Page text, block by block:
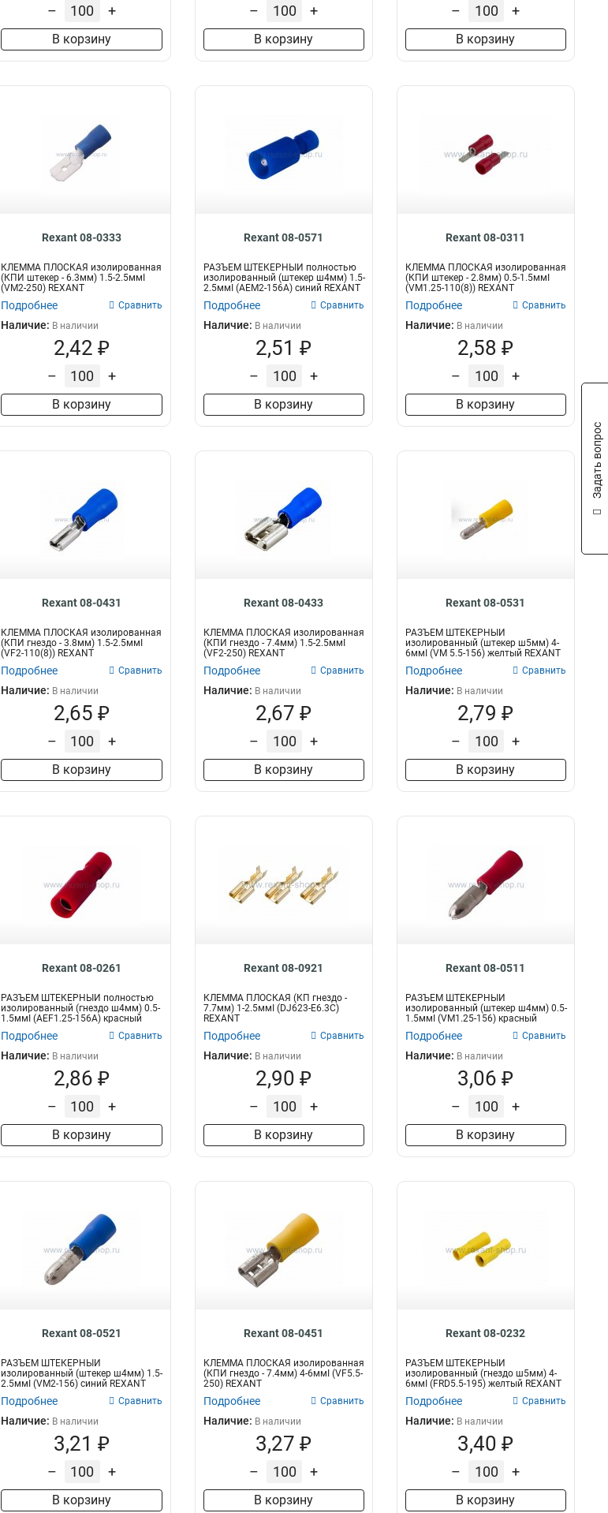
– +
В корзину
– +
В корзину
– +
В корзину
Rexant 08-0333
КЛЕММА ПЛОСКАЯ изолированная
(КПИ штекер - 6.3мм) 1.5-2.5ммІ
(VM2-250) REXANT
Подробнее Сравнить
Наличие: В наличии
2,42 ₽
– +
В корзину
Rexant 08-0571
РАЗЪЁМ ШТЕКЕРНЫЙ полностью
изолированный (штекер ш4мм) 1.5-
2.5ммІ (AEM2-156A) синий REXANT
Подробнее Сравнить
Наличие: В наличии
2,51 ₽
– +
В корзину
Rexant 08-0311
КЛЕММА ПЛОСКАЯ изолированная
(КПИ штекер - 2.8мм) 0.5-1.5ммІ
(VM1.25-110(8)) REXANT
Подробнее Сравнить
Наличие: В наличии
2,58 ₽
– +
В корзину
Rexant 08-0431
КЛЕММА ПЛОСКАЯ изолированная
(КПИ гнездо - 3.8мм) 1.5-2.5ммІ
(VF2-110(8)) REXANT
Подробнее Сравнить
Наличие: В наличии
2,65 ₽
– +
В корзину
Rexant 08-0433
КЛЕММА ПЛОСКАЯ изолированная
(КПИ гнездо - 7.4мм) 1.5-2.5ммІ
(VF2-250) REXANT
Подробнее Сравнить
Наличие: В наличии
2,67 ₽
– +
В корзину
Rexant 08-0531
РАЗЪЁМ ШТЕКЕРНЫЙ
изолированный (штекер ш5мм) 4-
6ммІ (VM 5.5-156) желтый REXANT
Подробнее Сравнить
Наличие: В наличии
2,79 ₽
– +
В корзину
Rexant 08-0261
РАЗЪЁМ ШТЕКЕРНЫЙ полностью
изолированный (гнездо ш4мм) 0.5-
1.5ммІ (AEF1.25-156A) красный
REXANT...
Подробнее Сравнить
Наличие: В наличии
2,86 ₽
– +
В корзину
Rexant 08-0921
КЛЕММА ПЛОСКАЯ (КП гнездо -
7.7мм) 1-2.5ммІ (DJ623-Е6.3С)
REXANT
Подробнее Сравнить
Наличие: В наличии
2,90 ₽
– +
В корзину
Rexant 08-0511
РАЗЪЁМ ШТЕКЕРНЫЙ
изолированный (штекер ш4мм) 0.5-
1.5ммІ (VM1.25-156) красный
Подробнее Сравнить
Наличие: В наличии
3,06 ₽
– +
В корзину
Rexant 08-0521
РАЗЪЁМ ШТЕКЕРНЫЙ
изолированный (штекер ш4мм) 1.5-
2.5ммІ (VM2-156) синий REXANT
Подробнее Сравнить
Наличие: В наличии
3,21 ₽
– +
В корзину
Rexant 08-0451
КЛЕММА ПЛОСКАЯ изолированная
(КПИ гнездо - 7.4мм) 4-6ммІ (VF5.5-
250) REXANT
Подробнее Сравнить
Наличие: В наличии
3,27 ₽
– +
В корзину
Rexant 08-0232
РАЗЪЁМ ШТЕКЕРНЫЙ
изолированный (гнездо ш5мм) 4-
6ммІ (FRD5.5-195) желтый REXANT
Подробнее Сравнить
Наличие: В наличии
3,40 ₽
– +
В корзину
Задать вопрос